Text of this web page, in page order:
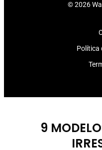
© 2026
Política
9